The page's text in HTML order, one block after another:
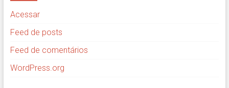
Acessar
Feed de posts
Feed de comentários
WordPress.org